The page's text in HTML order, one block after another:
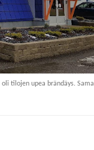
tilojen upea brändäys. Sama